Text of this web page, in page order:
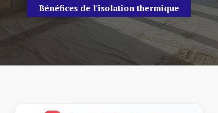
Bénéfices de l'isolation thermique